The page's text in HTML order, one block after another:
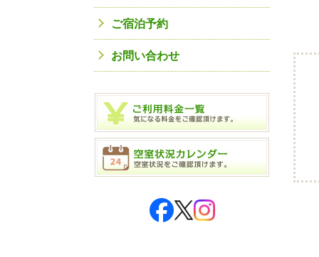
ご宿泊予約
お問い合わせ